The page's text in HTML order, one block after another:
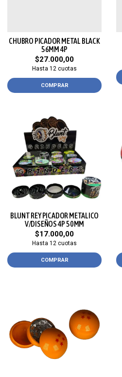
CHUBRO PICADOR METAL BLACK
56MM 4P
$27.000,00
Hasta 12 cuotas
COMPRAR
BLUNT REY PICADOR METALICO
V/DISEÑOS 4P 50MM
$17.000,00
Hasta 12 cuotas
COMPRAR